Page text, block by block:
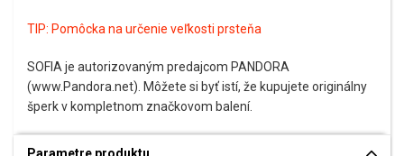
TIP: Pomôcka na určenie veľkosti prsteňa
SOFIA je autorizovaným predajcom PANDORA
(www.Pandora.net). Môžete si byť istí, že kupujete originálny
šperk v kompletnom značkovom balení.